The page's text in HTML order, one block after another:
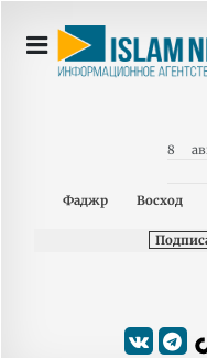
8
Фаджр
Восход